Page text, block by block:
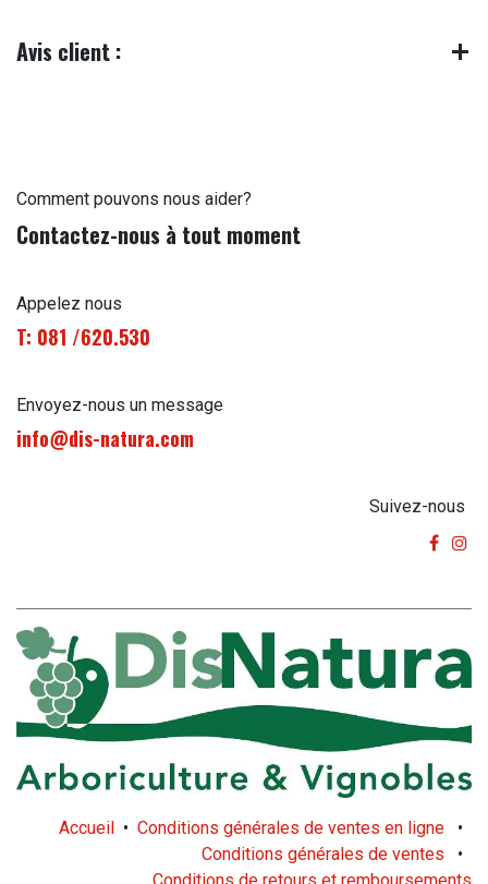
Avis client :
Comment pouvons nous aider?
Contactez-nous à tout moment
Appelez nous
T: 081 /620.530
Envoyez-nous un message
info@dis-natura.com
Suivez-nous
Accueil • Conditions générales de ventes en ligne
•
Conditions générales de ventes
•